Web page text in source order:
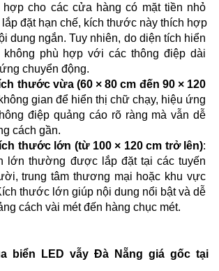
hợp cho các cửa hàng có mặt tiền nhỏ
lắp đặt hạn chế, kích thước này thích hợp
dung ngắn. Tuy nhiên, do diện tích hiển
phù hợp với các thông điệp dài
chuyển động.
thước vừa (60 × 80 cm đến 90 × 120
gian để hiển thị chữ chạy, hiệu ứng
điệp quảng cáo rõ ràng mà vẫn dễ
cách gần.
thước lớn (từ 100 × 120 cm trở lên):
lớn thường được lắp đặt tại các tuyến
trung tâm thương mại hoặc khu vực
thước lớn giúp nội dung nổi bật và dễ
cách vài mét đến hàng chục mét.
biển LED vẫy Đà Nẵng giá gốc tại